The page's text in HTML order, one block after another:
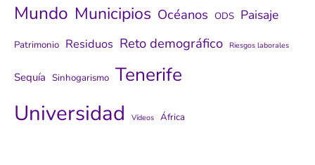
Mundo Municipios Océanos ODS Paisaje
Patrimonio Residuos Reto demográfico Riesgos laborales
Sequía Sinhogarismo Tenerife
Universidad Vídeos África